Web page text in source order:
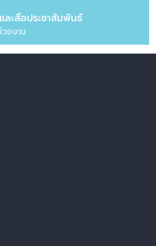
ละสื่อประชาสัมพันธ์
ยงาน